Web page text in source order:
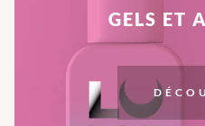
GELS ET